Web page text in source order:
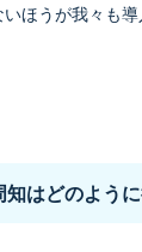
ほうが我々も
知はどのよう